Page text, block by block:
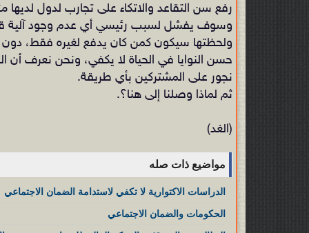
رفع سن التقاعد والاتكاء على تجارب لدول
وسوف يفشل لسبب رئيسي أي عدم وجود آلية
ولحظتها سيكون كمن كان يدفع لغيره فقط،
حسن النوايا في الحياة لا يكفي، ونحن نعرف أن
نجور على المشتركين بأي طريقة.
ثم لماذا وصلنا إلى هنا؟.
(الغد)
مواضيع ذات صله
الدراسات الاكتوارية لا تكفي لاستدامة الضمان الاجتماعي
الحكومات والضمان الاجتماعي